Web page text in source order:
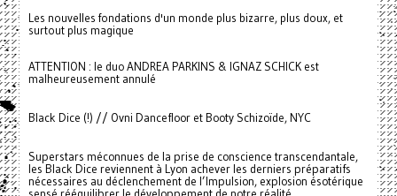
Les nouvelles fondations d'un monde plus bizarre, plus doux, et
surtout plus magique
ATTENTION : le duo ANDREA PARKINS & IGNAZ SCHICK est
malheureusement annulé
Black Dice (!) // Ovni Dancefloor et Booty Schizoïde, NYC
Superstars méconnues de la prise de conscience transcendantale,
les Black Dice reviennent à Lyon achever les derniers préparatifs
nécessaires au déclenchement de l’Impulsion, explosion ésotérique